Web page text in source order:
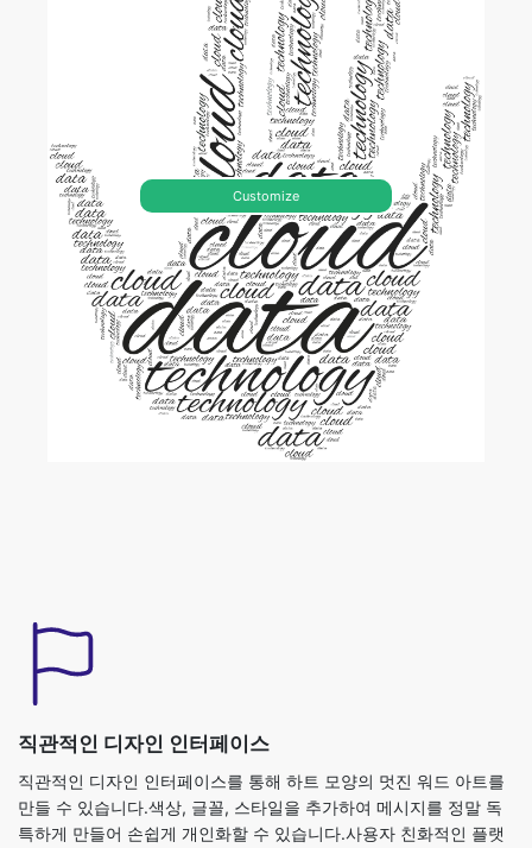
Customize
직관적인 디자인 인터페이스
직관적인 디자인 인터페이스를 통해 하트 모양의 멋진 워드 아트를
만들 수 있습니다.색상, 글꼴, 스타일을 추가하여 메시지를 정말 독
특하게 만들어 손쉽게 개인화할 수 있습니다.사용자 친화적인 플랫